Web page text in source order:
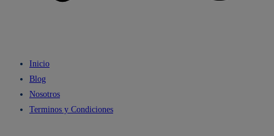
Inicio
Blog
Nosotros
Terminos y Condiciones